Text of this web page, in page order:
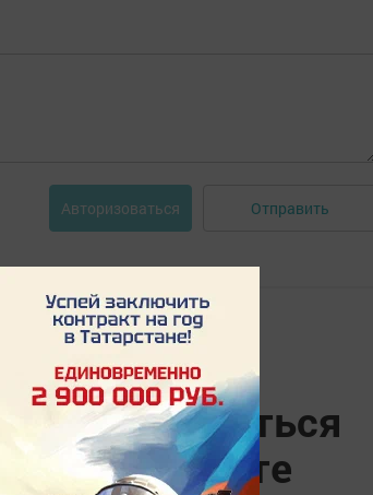
Авторизоваться Отправить
обменяться
работе